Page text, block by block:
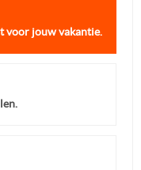
voor jouw vakantie.